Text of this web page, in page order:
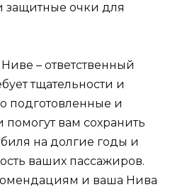
защитные очки для
– ответственный
тщательности и
подготовленные и
вам сохранить
на долгие годы и
ваших пассажиров.
и ваша Нива